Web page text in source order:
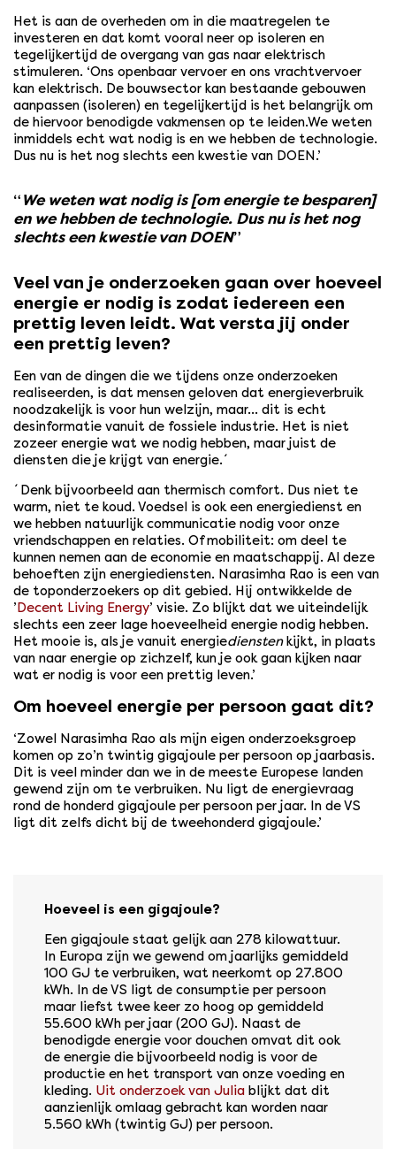
Het is aan de overheden om in die maatregelen te
investeren en dat komt vooral neer op isoleren en
tegelijkertijd de overgang van gas naar elektrisch
stimuleren. ‘Ons openbaar vervoer en ons vrachtvervoer
kan elektrisch. De bouwsector kan bestaande gebouwen
aanpassen (isoleren) en tegelijkertijd is het belangrijk om
de hiervoor benodigde vakmensen op te leiden.We weten
inmiddels echt wat nodig is en we hebben de technologie.
Dus nu is het nog slechts een kwestie van DOEN.’
We weten wat nodig is [om energie te besparen]
en we hebben de technologie. Dus nu is het nog
slechts een kwestie van DOEN
Veel van je onderzoeken gaan over hoeveel
energie er nodig is zodat iedereen een
prettig leven leidt. Wat versta jij onder
een prettig leven?
Een van de dingen die we tijdens onze onderzoeken
realiseerden, is dat mensen geloven dat energieverbruik
noodzakelijk is voor hun welzijn, maar… dit is echt
desinformatie vanuit de fossiele industrie. Het is niet
zozeer energie wat we nodig hebben, maar juist de
diensten die je krijgt van energie.´
´Denk bijvoorbeeld aan thermisch comfort. Dus niet te
warm, niet te koud. Voedsel is ook een energiedienst en
we hebben natuurlijk communicatie nodig voor onze
vriendschappen en relaties. Of mobiliteit: om deel te
kunnen nemen aan de economie en maatschappij. Al deze
behoeften zijn energiediensten. Narasimha Rao is een van
de toponderzoekers op dit gebied. Hij ontwikkelde de
’Decent Living Energy’ visie. Zo blijkt dat we uiteindelijk
slechts een zeer lage hoeveelheid energie nodig hebben.
Het mooie is, als je vanuit energiedienstenkijkt, in plaats
van naar energie op zichzelf, kun je ook gaan kijken naar
wat er nodig is voor een prettig leven.’
Om hoeveel energie per persoon gaat dit?
‘Zowel Narasimha Rao als mijn eigen onderzoeksgroep
komen op zo’n twintig gigajoule per persoon op jaarbasis.
Dit is veel minder dan we in de meeste Europese landen
gewend zijn om te verbruiken. Nu ligt de energievraag
rond de honderd gigajoule per persoon per jaar. In de VS
ligt dit zelfs dicht bij de tweehonderd gigajoule.’
Hoeveel is een gigajoule?
Een gigajoule staat gelijk aan 278 kilowattuur.
In Europa zijn we gewend om jaarlijks gemiddeld
100 GJ te verbruiken, wat neerkomt op 27.800
kWh. In de VS ligt de consumptie per persoon
maar liefst twee keer zo hoog op gemiddeld
55.600 kWh per jaar (200 GJ). Naast de
benodigde energie voor douchen omvat dit ook
de energie die bijvoorbeeld nodig is voor de
productie en het transport van onze voeding en
kleding. Uit onderzoek van Julia blijkt dat dit
aanzienlijk omlaag gebracht kan worden naar
5.560 kWh (twintig GJ) per persoon.